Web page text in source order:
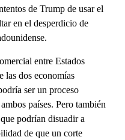
de Trump de usar el
en el desperdicio de
entre Estados
las dos economías
ser un proceso
países. Pero también
podrían disuadir a
de que un corte